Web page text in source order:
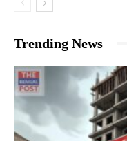
Trending News